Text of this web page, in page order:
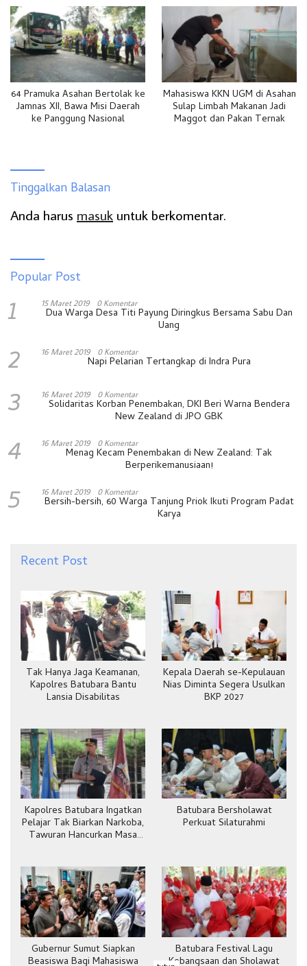
64 Pramuka Asahan Bertolak ke
Jamnas XII, Bawa Misi Daerah
ke Panggung Nasional
Mahasiswa KKN UGM di Asahan
Sulap Limbah Makanan Jadi
Maggot dan Pakan Ternak
Tinggalkan Balasan
Anda harus masuk untuk berkomentar.
Popular Post
1 15 Maret 2019 0 Komentar
Dua Warga Desa Titi Payung Diringkus Bersama Sabu Dan
Uang
2 16 Maret 2019 0 Komentar
Napi Pelarian Tertangkap di Indra Pura
3 16 Maret 2019 0 Komentar
Solidaritas Korban Penembakan, DKI Beri Warna Bendera
New Zealand di JPO GBK
4 16 Maret 2019 0 Komentar
Menag Kecam Penembakan di New Zealand: Tak
Berperikemanusiaan!
5 16 Maret 2019 0 Komentar
Bersih-bersih, 60 Warga Tanjung Priok Ikuti Program Padat
Karya
Recent Post
Tak Hanya Jaga Keamanan,
Kapolres Batubara Bantu
Lansia Disabilitas
Kepala Daerah se-Kepulauan
Nias Diminta Segera Usulkan
BKP 2027
Kapolres Batubara Ingatkan
Pelajar Tak Biarkan Narkoba,
Tawuran Hancurkan Masa
Batubara Bersholawat
Perkuat Silaturahmi
Gubernur Sumut Siapkan
Beasiswa Bagi Mahasiswa
Batubara Festival Lagu
Kebangsaan dan Sholawat